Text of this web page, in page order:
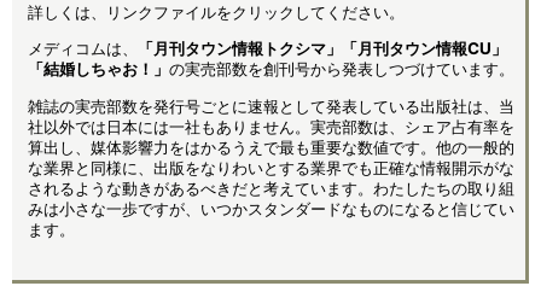
詳しくは、リンクファイルをクリックしてください。
メディコムは、
「月刊タウン情報トクシマ」「月刊タウン情報CU」
「結婚しちゃお！」 の実売部数を創刊号から発表しつづけています。
雑誌の実売部数を発行号ごとに速報として発表している出版社は、当
社以外では日本には一社もありません。実売部数は、シェア占有率を
算出し、媒体影響力をはかるうえで最も重要な数値です。他の一般的
な業界と同様に、出版をなりわいとする業界でも正確な情報開示がな
されるような動きがあるべきだと考えています。わたしたちの取り組
みは小さな一歩ですが、いつかスタンダードなものになると信じてい
ます。